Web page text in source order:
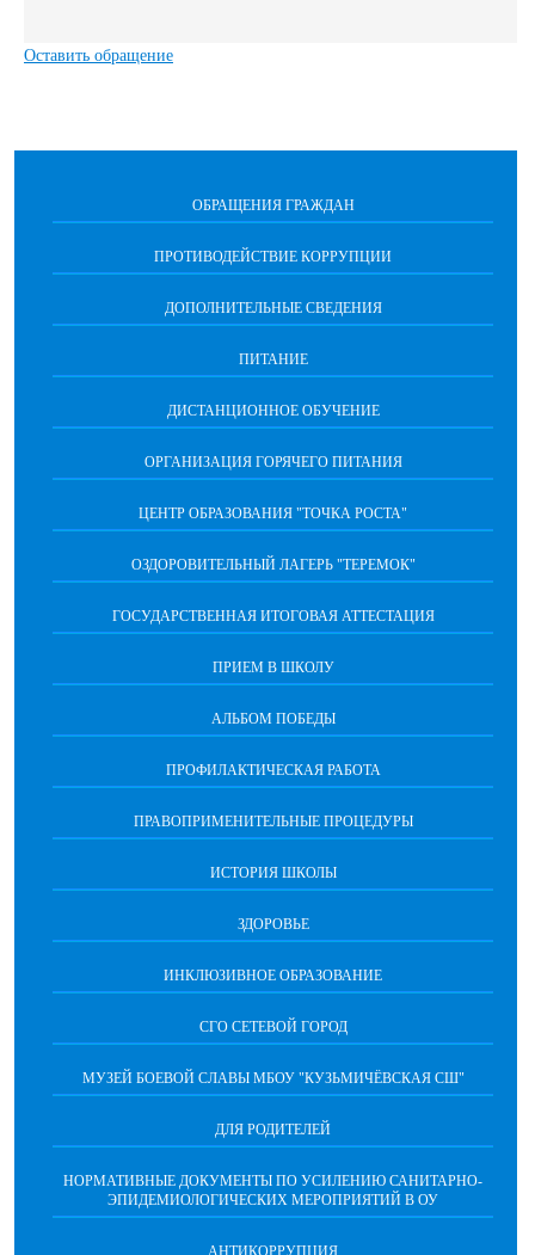
Оставить обращение
ОБРАЩЕНИЯ ГРАЖДАН
ПРОТИВОДЕЙСТВИЕ КОРРУПЦИИ
ДОПОЛНИТЕЛЬНЫЕ СВЕДЕНИЯ
ПИТАНИЕ
ДИСТАНЦИОННОЕ ОБУЧЕНИЕ
ОРГАНИЗАЦИЯ ГОРЯЧЕГО ПИТАНИЯ
ЦЕНТР ОБРАЗОВАНИЯ "ТОЧКА РОСТА"
ОЗДОРОВИТЕЛЬНЫЙ ЛАГЕРЬ "ТЕРЕМОК"
ГОСУДАРСТВЕННАЯ ИТОГОВАЯ АТТЕСТАЦИЯ
ПРИЕМ В ШКОЛУ
АЛЬБОМ ПОБЕДЫ
ПРОФИЛАКТИЧЕСКАЯ РАБОТА
ПРАВОПРИМЕНИТЕЛЬНЫЕ ПРОЦЕДУРЫ
ИСТОРИЯ ШКОЛЫ
ЗДОРОВЬЕ
ИНКЛЮЗИВНОЕ ОБРАЗОВАНИЕ
СГО СЕТЕВОЙ ГОРОД
МУЗЕЙ БОЕВОЙ СЛАВЫ МБОУ "КУЗЬМИЧЁВСКАЯ СШ"
ДЛЯ РОДИТЕЛЕЙ
НОРМАТИВНЫЕ ДОКУМЕНТЫ ПО УСИЛЕНИЮ САНИТАРНО-
ЭПИДЕМИОЛОГИЧЕСКИХ МЕРОПРИЯТИЙ В ОУ
АНТИКОРРУПЦИЯ